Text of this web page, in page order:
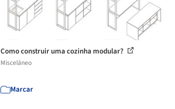
Como construir uma cozinha modular?
Misceláneo
Marcar